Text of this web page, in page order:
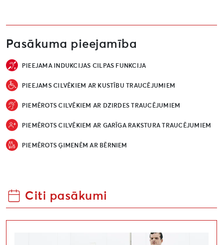
Pasākuma pieejamība
PIEEJAMA INDUKCIJAS CILPAS FUNKCIJA
PIEEJAMS CILVĒKIEM AR KUSTĪBU TRAUCĒJUMIEM
PIEMĒROTS CILVĒKIEM AR DZIRDES TRAUCĒJUMIEM
PIEMĒROTS CILVĒKIEM AR GARĪGA RAKSTURA TRAUCĒJUMIEM
PIEMĒROTS ĢIMENĒM AR BĒRNIEM
Citi pasākumi